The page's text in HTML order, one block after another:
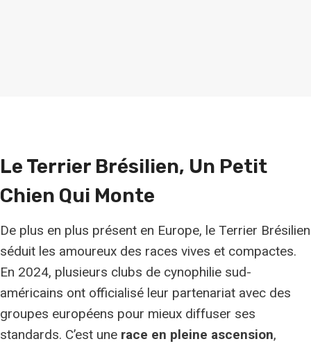
Le Terrier Brésilien, Un Petit
Chien Qui Monte
De plus en plus présent en Europe, le Terrier Brésilien
séduit les amoureux des races vives et compactes.
En 2024, plusieurs clubs de cynophilie sud-
américains ont officialisé leur partenariat avec des
groupes européens pour mieux diffuser ses
standards. C’est une race en pleine ascension,